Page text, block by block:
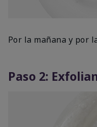
Por la mañana y por
Paso 2: